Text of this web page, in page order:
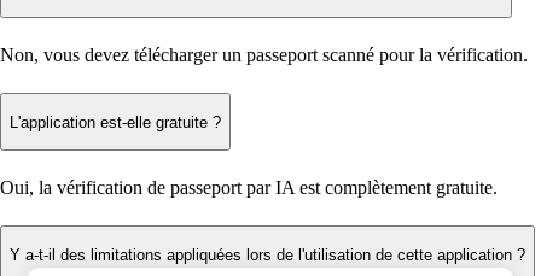
Non, vous devez télécharger un passeport scanné pour la vérification.
L'application est-elle gratuite ?
Oui, la vérification de passeport par IA est complètement gratuite.
Y a-t-il des limitations appliquées lors de l'utilisation de cette application ?